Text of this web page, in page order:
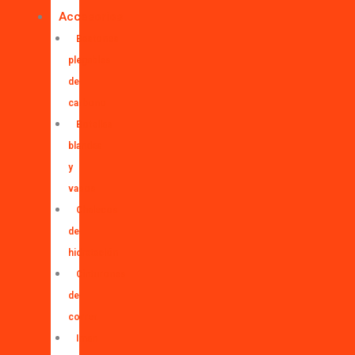
Accesorios
Bastones
plegables
de
carbono
Botellas
blandas
y
vasos
Chalecos
de
hidratación
Cinturones
de
correr